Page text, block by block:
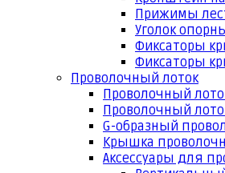
Прижимы
Уголок
Фиксаторы
Фиксаторы
Проволочный лоток
Проволочный
Проволочный
G-образный
Крышка
Аксессуары для